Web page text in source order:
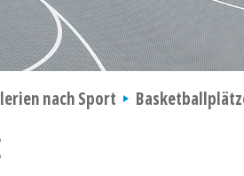
nach Sport